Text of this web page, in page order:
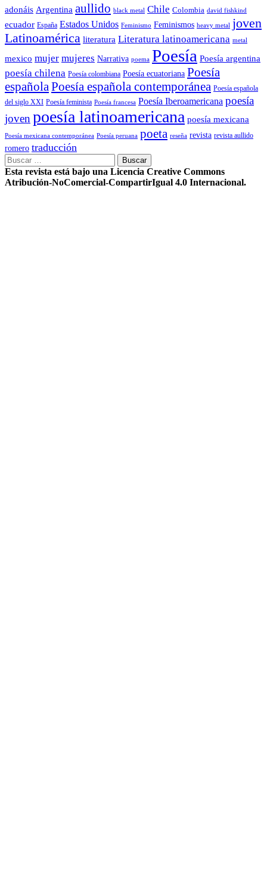
adonáis Argentina aullido black metal Chile Colombia david fishkind
ecuador España Estados Unidos Feminismo Feminismos heavy metal joven
Latinoamérica literatura Literatura latinoamericana metal
mexico mujer mujeres Narrativa poema Poesía Poesía argentina
poesía chilena Poesía colombiana Poesía ecuatoriana Poesía
española Poesía española contemporánea Poesía española
del siglo XXI Poesía feminista Poesía francesa Poesía Iberoamericana poesía
joven poesía latinoamericana poesía mexicana
Poesía mexicana contemporánea Poesía peruana poeta reseña revista revista aullido
romero traducción
Buscar:
Esta revista está bajo una Licencia Creative Commons
Atribución-NoComercial-CompartirIgual 4.0 Internacional.